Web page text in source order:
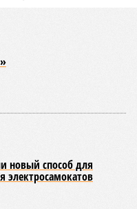
были получены
документации и
в эксплуатацию –
южнее, на Люблинской
противоположная.
группа компаний-
же
осенью 2024 года, но
по словам дольщиков,
обещают сдать к